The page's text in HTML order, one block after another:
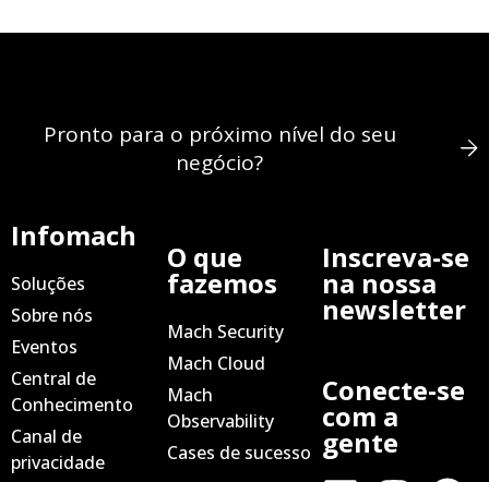
Pronto para o próximo nível do seu
negócio?
Infomach
Soluções
Sobre nós
Eventos
Central de
Conhecimento
Canal de
privacidade
O que
fazemos
Mach Security
Mach Cloud
Mach
Observability
Cases de sucesso
Inscreva-se
na nossa
newsletter
Conecte-se
com a
gente